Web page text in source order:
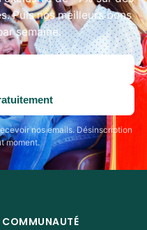
Puis nos meilleurs bons
semaine.
nos emails. Désinscription
moment.
COMMUNAUTÉ